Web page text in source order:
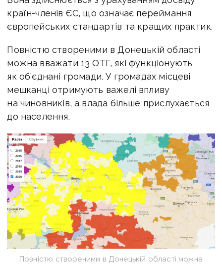
країн-членів ЄС, що означає переймання
європейських стандартів та кращих практик.
Повністю створеними в Донецькій області
можна вважати 13 ОТГ, які функціонують
як об’єднані громади. У громадах місцеві
мешканці отримують важелі впливу
на чиновників, а влада більше прислухається
до населення.
Повністю створеними в Донецькій області можна